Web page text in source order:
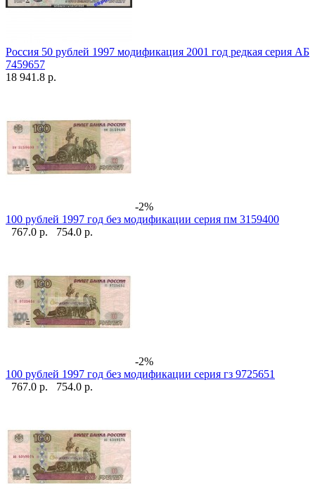
Россия 50 рублей 1997 модификация 2001 год редкая серия АБ
7459657
18 941.8 р.
-2%
100 рублей 1997 год без модификации серия пм 3159400
767.0 р.
754.0 р.
-2%
100 рублей 1997 год без модификации серия гз 9725651
767.0 р.
754.0 р.